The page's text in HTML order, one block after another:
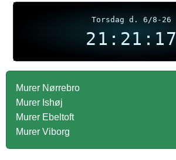
Torsdag d. 6/8-26
21:21:18
Murer Nørrebro
Murer Ishøj
Murer Ebeltoft
Murer Viborg